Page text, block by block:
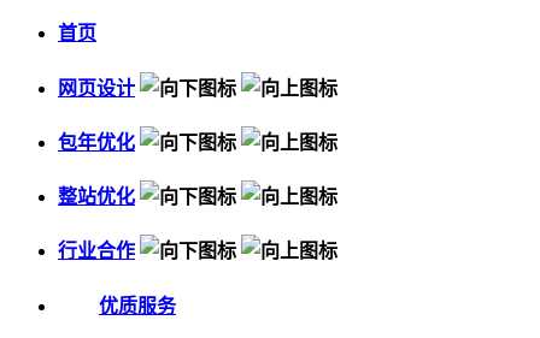
首页
网页设计
包年优化
整站优化
行业合作
优质服务